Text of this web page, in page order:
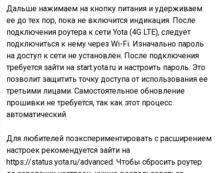
Дальше нажимаем на кнопку питания и удерживаем
ее до тех пор, пока не включится индикация. После
подключения роутера к сети Yota (4G LTE), следует
подключиться к нему через Wi-Fi. Изначально пароль
на доступ к сети не установлен. После подключения
требуется зайти на start.yota.ru и настроить пароль. Это
позволит защитить точку доступа от использования ее
третьими лицами. Самостоятельное обновление
прошивки не требуется, так как этот процесс
автоматический.
Для любителей поэкспериментировать с расширением
настроек рекомендуется зайти на
https://status.yota.ru/advanced. Чтобы сбросить роутер